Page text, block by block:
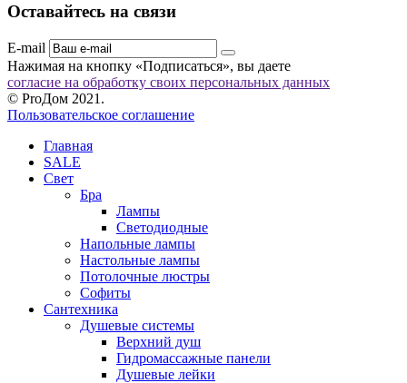
Оставайтесь на связи
E-mail
Нажимая на кнопку «Подписаться», вы даете
согласие на обработку своих персональных данных
© ProДом 2021.
Пользовательское соглашение
Главная
SALE
Свет
Бра
Лампы
Светодиодные
Напольные лампы
Настольные лампы
Потолочные люстры
Софиты
Сантехника
Душевые системы
Верхний душ
Гидромассажные панели
Душевые лейки